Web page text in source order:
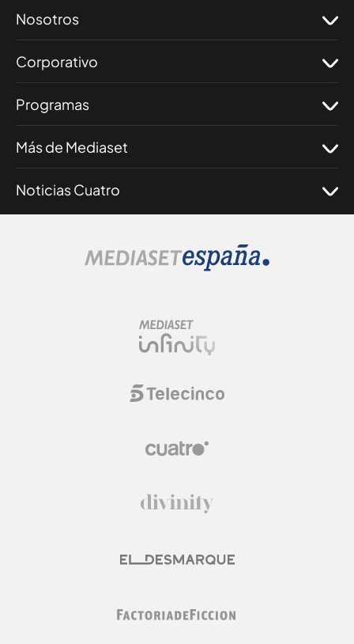
Nosotros
Corporativo
Programas
Más de Mediaset
Noticias Cuatro